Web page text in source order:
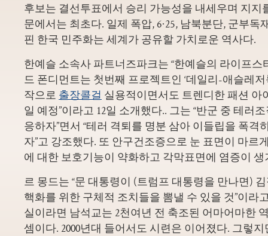
후보는 결선투표에서 승리 가능성을 내세우며 지지
문에서는 최초다. 일제 폭압, 6·25, 남북분단, 군부독
핀 한국 민주화는 세계가 공유할 가치로운 역사다.
한예슬 소속사 파트너즈파크는 “한예슬의 라이프
드 폰디먼트는 첫번째 프로젝트인 ‘데일리-애슬레저
작으로 출장콜걸 실용적이면서도 트렌디한 패션 아
일 예정”이라고 12일 소개했다.. 그는 “반군 중 테러
응하자”면서 “테러 격퇴를 명분 삼아 이들립을 폭격
자”고 강조했다. 또 안구건조증으로 눈 표면이 마르
에 대한 보호기능이 약화하고 각막표면에 염증이
르 몽드는 “문 대통령이 (트럼프 대통령을 만나면)
핵화를 위한 구체적 조치들을 뽐낼 수 있을 것”이라
실이라면 남석교는 2천여년 전 축조된 어마어마한
셈이다. 2000년대 들어서도 시련은 이어졌다. 그렇